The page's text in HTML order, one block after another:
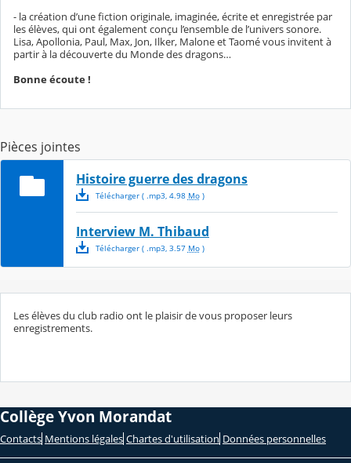
- la création d’une fiction originale, imaginée, écrite et enregistrée par
les élèves, qui ont également conçu l’ensemble de l’univers sonore.
Lisa, Apollonia, Paul, Max, Jon, Ilker, Malone et Taomé vous invitent à
partir à la découverte du Monde des dragons…
Bonne écoute !
Pièces jointes
Histoire guerre des dragons
Télécharger( .mp3, 4.98 Mo)
Interview M. Thibaud
Télécharger( .mp3, 3.57 Mo)
Les élèves du club radio ont le plaisir de vous proposer leurs
enregistrements.
Collège Yvon Morandat
Contacts Mentions légales Chartes d'utilisation Données personnelles